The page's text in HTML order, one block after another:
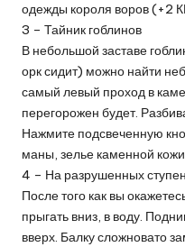
одежды короля воров (+2
3 – Тайник гоблинов
В небольшой заставе
орк сидит) можно найти
самый левый проход в
перегорожен будет.
Нажмите подсвеченную
маны, зелье каменной
4 – На разрушенных
После того как вы
прыгать вниз, в воду.
вверх. Балку сложновато